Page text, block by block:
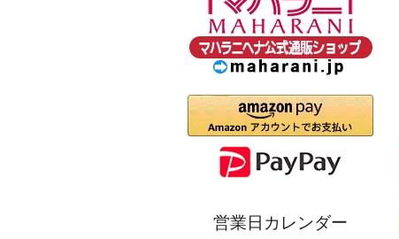
営業日カレンダー